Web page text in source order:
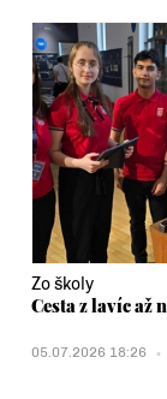
Zo školy
Cesta z lavíc až
05.07.2026 18:26